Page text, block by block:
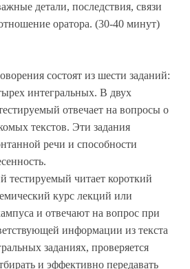
детали, последствия, связи
оратора. (30-40 минут)
состоят из шести заданий:
интегральных. В двух
отвечает на вопросы о
текстов. Эти задания
речи и способности
тестируемый читает короткий
курс лекций или
и отвечают на вопрос при
информации из текста
заданиях, проверяется
и эффективно передавать